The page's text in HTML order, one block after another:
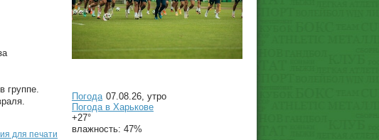
группе.
для печати
Погода 07.08.26, утро
Погода в Харькове
+27°
влажность: 47%